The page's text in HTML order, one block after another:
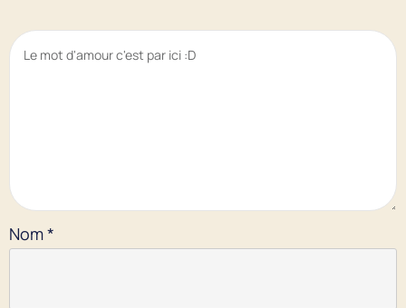
Nom*